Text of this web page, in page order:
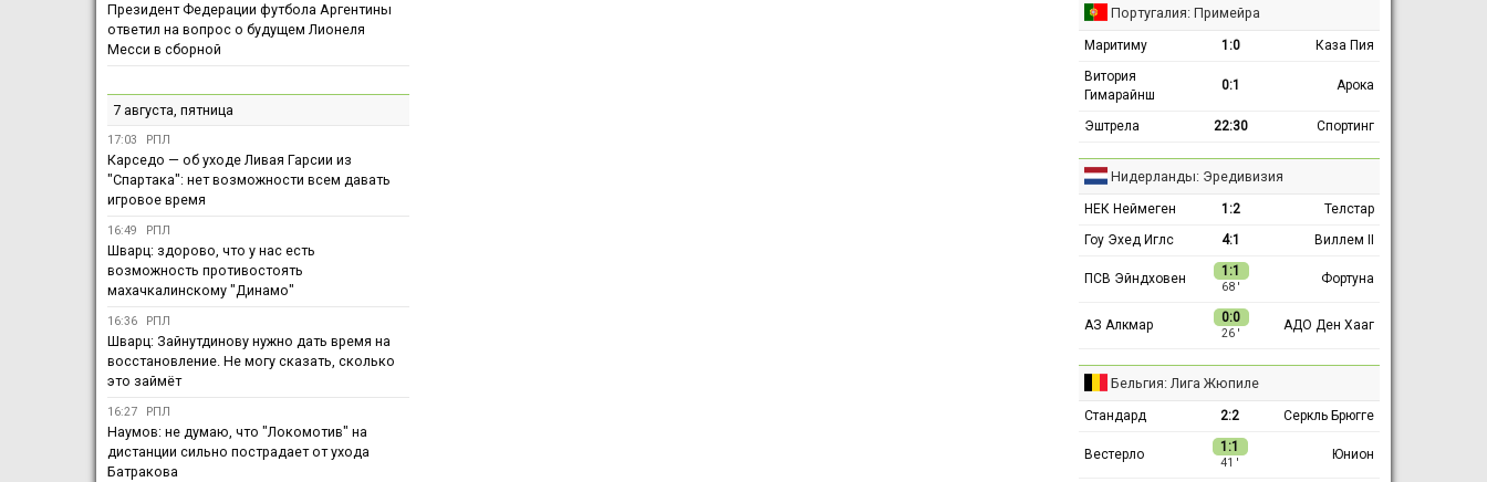
Президент Федерации футбола Аргентины
ответил на вопрос о будущем Лионеля
Месси в сборной
7 августа, пятница
17:03 РПЛ
Карседо — об уходе Ливая Гарсии из
"Спартака": нет возможности всем давать
игровое время
16:49 РПЛ
Шварц: здорово, что у нас есть
возможность противостоять
махачкалинскому "Динамо"
16:36 РПЛ
Шварц: Зайнутдинову нужно дать время на
восстановление. Не могу сказать, сколько
это займёт
16:27 РПЛ
Наумов: не думаю, что "Локомотив" на
дистанции сильно пострадает от ухода
Батракова
Португалия: Примейра
Маритиму 1:0
Каза Пия
Витория
Гимарайнш
0:1 Арока
Эштрела 22:30 Спортинг
Нидерланды: Эредивизия
НЕК Неймеген 1:2
Телстар
Гоу Эхед Иглс
4:1 Виллем II
ПСВ Эйндховен 1:1
68 ′
Фортуна
АЗ Алкмар 0:0
26 ′
АДО Ден Хааг
Бельгия: Лига Жюпиле
Стандард 2:2 Серкль Брюгге
Вестерло 1:1
41 ′
Юнион